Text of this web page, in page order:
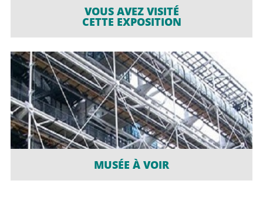
VOUS AVEZ VISITÉ
CETTE EXPOSITION
MUSÉE À VOIR